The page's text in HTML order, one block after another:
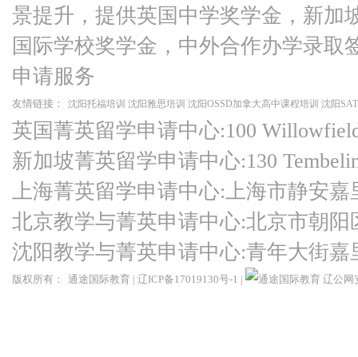
景提升，提供英国中学奖学金，新加
国际学校奖学金，中外合作办学录取
申请服务
友情链接： 沈阳托福培训 沈阳雅思培训 沈阳OSSD加拿大高中课程培训 沈阳
英国菁英留学申请中心:100
新加坡菁英留学申请中心:130
上海菁英留学申请中心:上海市静安嘉
北京教学与菁英申请中心:北京市朝
沈阳教学与菁英申请中心:青年大街
版权所有： 通途国际教育 | 辽ICP备17019130号-1 | 辽公网